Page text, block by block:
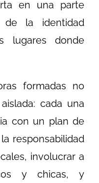
en una parte
de la identidad
lugares donde
formadas no
cada una
con un plan de
responsabilidad
involucrar a
y chicas, y